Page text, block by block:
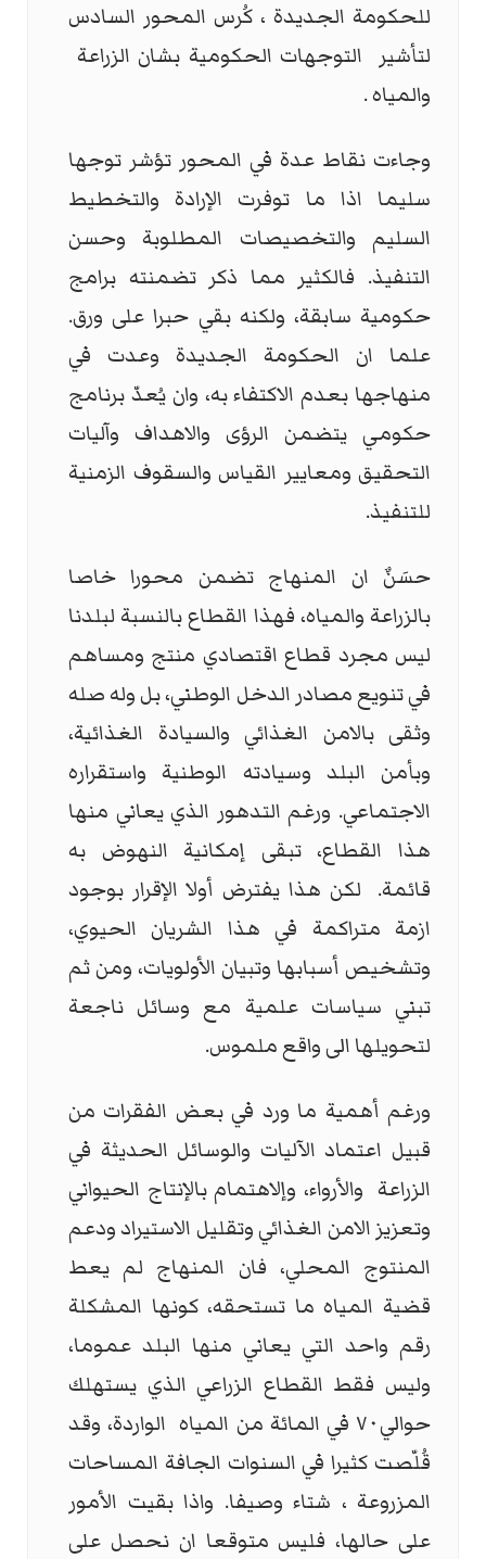
للحكومة الجديدة ، كُرس المحور السادس
لتأشير التوجهات الحكومية بشان الزراعة
والمياه .
وجاءت نقاط عدة في المحور تؤشر توجها
سليما اذا ما توفرت الإرادة والتخطيط
السليم والتخصيصات المطلوبة وحسن
التنفيذ. فالكثير مما ذكر تضمنته برامج
حكومية سابقة، ولكنه بقي حبرا على ورق.
علما ان الحكومة الجديدة وعدت في
منهاجها بعدم الاكتفاء به، وان يُعدّ برنامج
حكومي يتضمن الرؤى والاهداف وآليات
التحقيق ومعايير القياس والسقوف الزمنية
للتنفيذ.
حسَنٌ ان المنهاج تضمن محورا خاصا
بالزراعة والمياه، فهذا القطاع بالنسبة لبلدنا
ليس مجرد قطاع اقتصادي منتج ومساهم
في تنويع مصادر الدخل الوطني، بل وله صله
وثقى بالامن الغذائي والسيادة الغذائية،
وبأمن البلد وسيادته الوطنية واستقراره
الاجتماعي. ورغم التدهور الذي يعاني منها
هذا القطاع، تبقى إمكانية النهوض به
قائمة. لكن هذا يفترض أولا الإقرار بوجود
ازمة متراكمة في هذا الشريان الحيوي،
وتشخيص أسبابها وتبيان الأولويات، ومن ثم
تبني سياسات علمية مع وسائل ناجعة
لتحويلها الى واقع ملموس.
ورغم أهمية ما ورد في بعض الفقرات من
قبيل اعتماد الآليات والوسائل الحديثة في
الزراعة والأرواء، وإلاهتمام بالإنتاج الحيواني
وتعزيز الامن الغذائي وتقليل الاستيراد ودعم
المنتوج المحلي، فان المنهاج لم يعط
قضية المياه ما تستحقه، كونها المشكلة
رقم واحد التي يعاني منها البلد عموما،
وليس فقط القطاع الزراعي الذي يستهلك
حوالي٧٠ في المائة من المياه الواردة، وقد
قُلّصت كثيرا في السنوات الجافة المساحات
المزروعة ، شتاء وصيفا. واذا بقيت الأمور
على حالها، فليس متوقعا ان نحصل على